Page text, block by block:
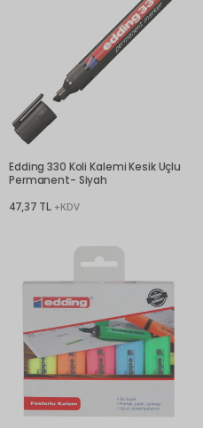
Edding 330 Koli Kalemi Kesik Uçlu
Permanent- Siyah
47,37 TL +KDV